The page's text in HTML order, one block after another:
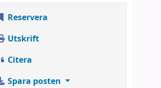
Reservera
Utskrift
Citera
Spara posten